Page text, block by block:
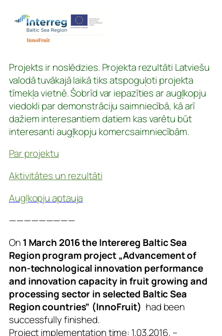
Projekts ir noslēdzies. Projekta rezultāti Latviešu
valodā tuvākajā laikā tiks atspoguļoti projekta
tīmekļa vietnē. Šobrīd var iepazīties ar augļkopju
viedokli par demonstrāciju saimniecībā, kā arī
dažiem interesantiem datiem kas varētu būt
interesanti augļkopju komercsaimniecībām.
Par projektu
Aktivitātes un rezultāti
Augļkopju aptauja
—————————
On 1 March 2016 the Interereg Baltic Sea
Region program project „Advancement of
non-technological innovation performance
and innovation capacity in fruit growing and
processing sector in selected Baltic Sea
Region countries” (InnoFruit) had been
successfully finished.
Project implementation time: 1.03.2016. –